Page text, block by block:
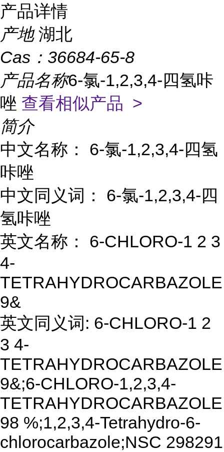
产品详情
产地 湖北
Cas： 36684-65-8
产品名称6-氯-1,2,3,4-四氢咔
唑 查看相似产品 >
简介
中文名称： 6-氯-1,2,3,4-四氢
咔唑
中文同义词： 6-氯-1,2,3,4-四
氢咔唑
英文名称： 6-CHLORO-1 2 3
4-
TETRAHYDROCARBAZOLE
9&
英文同义词: 6-CHLORO-1 2
3 4-
TETRAHYDROCARBAZOLE
9&;6-CHLORO-1,2,3,4-
98 %;1,2,3,4-Tetrahydro-6-
chlorocarbazole;NSC 298291